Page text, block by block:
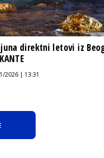
direktni letovi iz
2026 | 13:31